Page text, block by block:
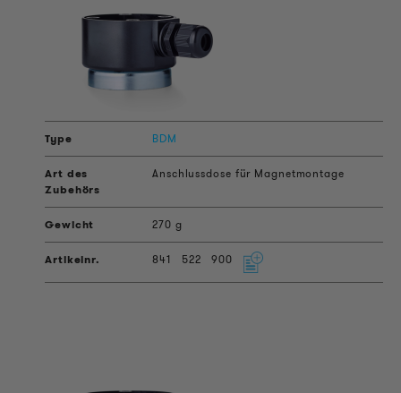
BDM
Anschlussdose für Magnetmontage
270 g
841 522 900